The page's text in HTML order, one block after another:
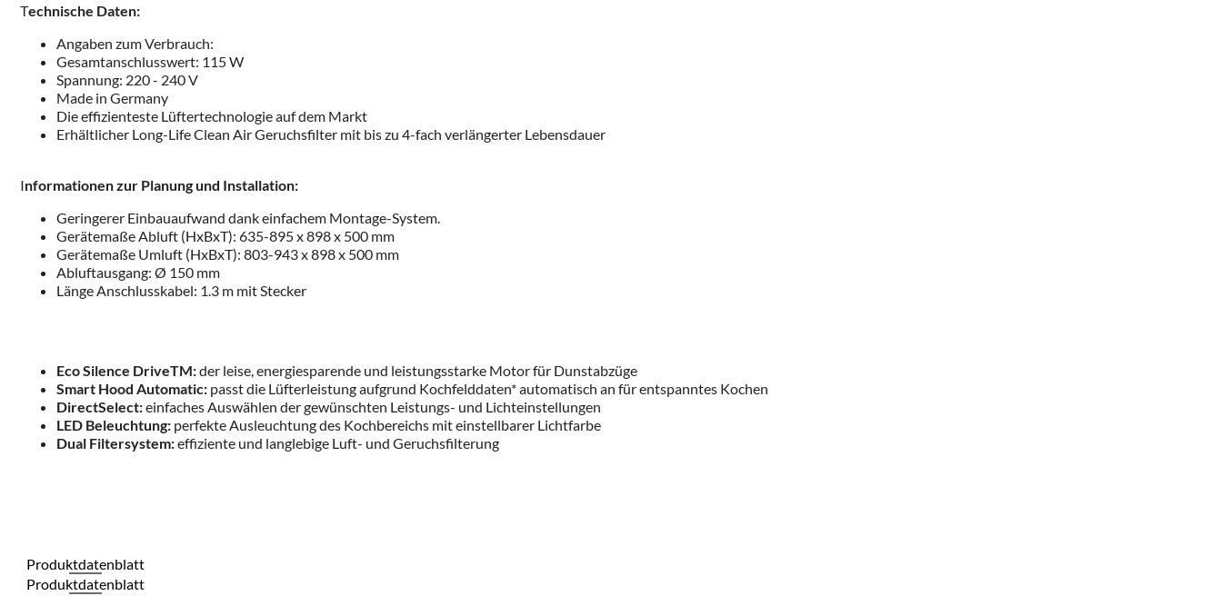
Technische Daten:
Angaben zum Verbrauch:
Gesamtanschlusswert: 115 W
Spannung: 220 - 240 V
Made in Germany
Die effizienteste Lüftertechnologie auf dem Markt
Erhältlicher Long-Life Clean Air Geruchsfilter mit bis zu 4-fach verlängerter Lebensdauer
Informationen zur Planung und Installation:
Geringerer Einbauaufwand dank einfachem Montage-System.
Gerätemaße Abluft (HxBxT): 635-895 x 898 x 500 mm
Gerätemaße Umluft (HxBxT): 803-943 x 898 x 500 mm
Abluftausgang: Ø 150 mm
Länge Anschlusskabel: 1.3 m mit Stecker
Eco Silence DriveTM:der leise, energiesparende und leistungsstarke Motor für Dunstabzüge
Smart Hood Automatic: passt die Lüfterleistung aufgrund Kochfelddaten* automatisch an für entspanntes Kochen
DirectSelect:einfaches Auswählen der gewünschten Leistungs- und Lichteinstellungen
LED Beleuchtung: perfekte Ausleuchtung des Kochbereichs mit einstellbarer Lichtfarbe
Dual Filtersystem:effiziente und langlebige Luft- und Geruchsfilterung
Produktdatenblatt
Produktdatenblatt